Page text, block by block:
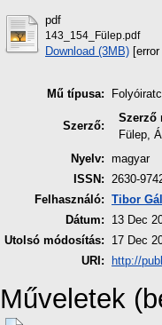
pdf
143_154_Fülep.pdf
Download (3MB)
Mű típusa:
Szerző:
Szerző
Fülep,
Nyelv: magyar
ISSN: 2630-
Felhasználó: Tibor Gál
Dátum:
13 Dec
Utolsó módosítás:
17 Dec
URI:
http://
Műveletek